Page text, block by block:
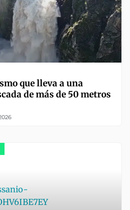
que lleva a una
de más de 50 metros